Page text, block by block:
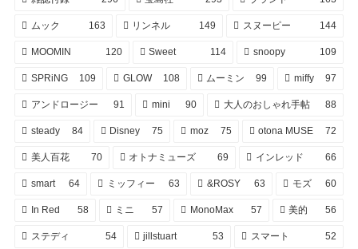
ムック 163 リンネル 149 スヌーピー 144
MOOMIN 120 Sweet 114 snoopy 109
SPRiNG 109 GLOW 108 ムーミン 99 miffy 97
アンドロージー 91 mini 90 大人のおしゃれ手帖 88
steady 84 Disney 75 moz 75 otona MUSE 72
美人百花 70 オトナミューズ 69 インレッド 66
smart 64 ミッフィー 63 &ROSY 63 モズ 60
In Red 58 ミニ 57 MonoMax 57 美的 56
ステディ 54 jillstuart 53 スマート 52